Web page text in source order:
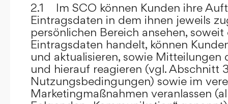
2.1 Im SCO können Kunden ihre
Eintragsdaten in dem ihnen jeweils
persönlichen Bereich ansehen,
Eintragsdaten handelt, können
und aktualisieren, sowie Mitteilungen
und hierauf reagieren (vgl. Abschnitt
Nutzungsbedingungen) sowie im
Marketingmaßnahmen veranlassen